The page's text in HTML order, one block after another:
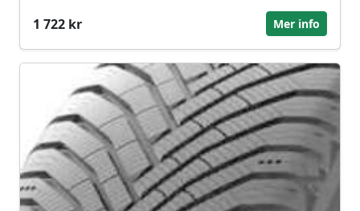
1 722 kr
Mer info